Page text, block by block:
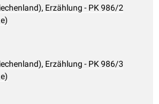
Erzählung - PK 986/2
Erzählung - PK 986/3